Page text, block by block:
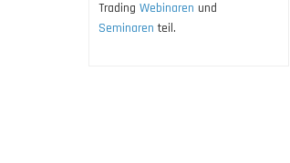
Trading Webinaren und
Seminaren teil.